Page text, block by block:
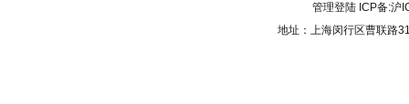
管理登陆ICP备:沪
地址：上海闵行区曹联路